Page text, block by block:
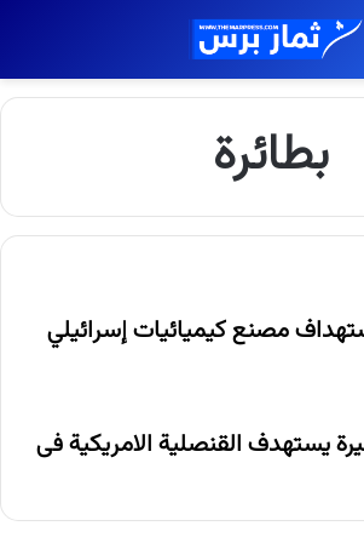
بطائرة
مصنع كيميائيات إسرائيلي
يستهدف القنصلية الامريكية فى